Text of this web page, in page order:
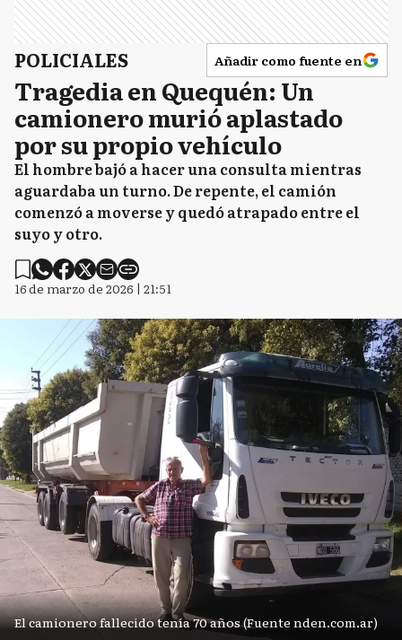
POLICIALES Añadir como fuente en
Tragedia en Quequén: Un
camionero murió aplastado
por su propio vehículo
El hombre bajó a hacer una consulta mientras
aguardaba un turno. De repente, el camión
comenzó a moverse y quedó atrapado entre el
suyo y otro.
16 de marzo de 2026 | 21:51
El camionero fallecido tenía 70 años (Fuente nden.com.ar)